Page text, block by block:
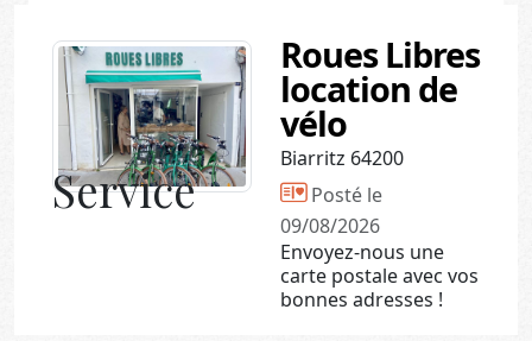
Service
Roues Libres
location de
vélo
Biarritz 64200
Posté le
09/08/2026
Envoyez-nous une
carte postale avec vos
bonnes adresses !